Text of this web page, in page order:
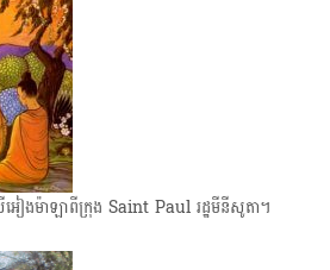
ម៉ាឡាពីក្រុង Saint Paul រដ្ឋមីនីសូតា។